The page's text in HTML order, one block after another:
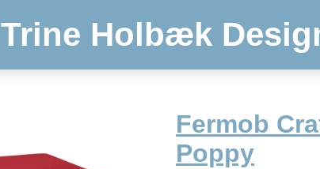
Trine Holbæk
Fermob
Poppy